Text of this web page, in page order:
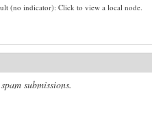
(no indicator): Click to view a local node.
submissions.